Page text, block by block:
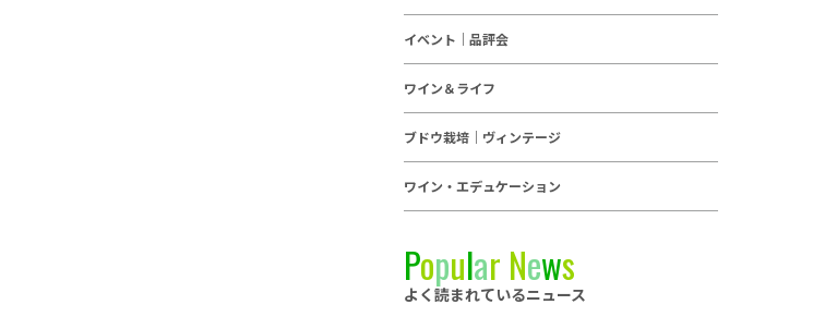
イベント｜品評会
ワイン＆ライフ
ブドウ栽培｜ヴィンテージ
ワイン・エデュケーション
Popular News
よく読まれているニュース